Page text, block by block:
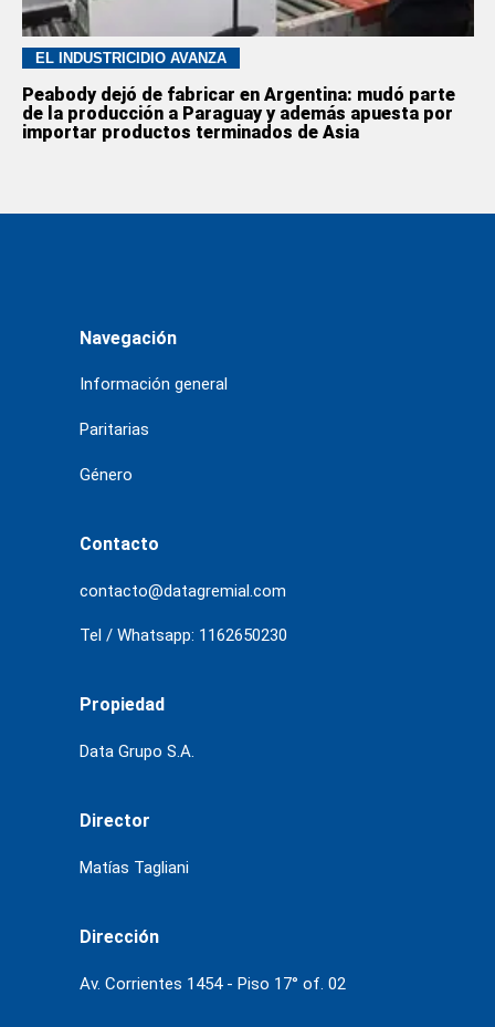
EL INDUSTRICIDIO AVANZA
Peabody dejó de fabricar en Argentina: mudó parte
de la producción a Paraguay y además apuesta por
importar productos terminados de Asia
Navegación
Información general
Paritarias
Género
Contacto
contacto@datagremial.com
Tel / Whatsapp: 1162650230
Propiedad
Data Grupo S.A.
Director
Matías Tagliani
Dirección
Av. Corrientes 1454 - Piso 17° of. 02